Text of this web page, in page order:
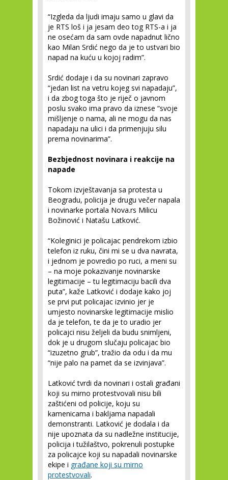
“Izgleda da ljudi imaju samo u glavi da
je RTS loš i ja jesam deo tog RTS-a i ja
ne osećam da sam ovde napadnut lično
kao Milan Srdić nego da je to ustvari bio
napad na kuću u kojoj radim”.
Srdić dodaje i da su novinari zapravo
“jedan list na vetru kojeg svi napadaju”,
i da zbog toga što je riječ o javnom
poslu svako ima pravo da iznese “svoje
mišljenje o nama, ali ne mogu da nas
napadaju na ulici i da primenjuju silu
prema novinarima”.
Bezbjednost novinara i reakcije na
napade
Tokom izvještavanja sa protesta u
Beogradu, policija je drugu večer napala
i novinarke portala Nova.rs Milicu
Božinović i Natašu Latković.
“Koleginici je policajac pendrekom izbio
telefon iz ruku, čini mi se u dva navrata,
i jednom je povredio po ruci, a meni su
– na moje pokazivanje novinarske
legitimacije – tu legitimaciju bacili dva
puta”, kaže Latković i dodaje kako joj
se prvi put policajac izvinio jer je
umjesto novinarske legitimacije mislio
da je telefon, te da je to uradio jer
policajci nisu željeli da budu snimljeni,
dok je u drugom slučaju policajac bio
“izuzetno grub”, tražio da odu i da mu
“nije palo na pamet da se izvinjava”.
Latković tvrdi da novinari i ostali građani
koji su mirno protestvovali nisu bili
zaštićeni od policije, koju su
kamenicama i bakljama napadali
demonstranti. Latković je dodala i da
nije upoznata da su nadležne institucije,
policija i tužilaštvo, pokrenuli postupke
za policajce koji su napadali novinarske
ekipe i građane koji su mirno
protestvovali.